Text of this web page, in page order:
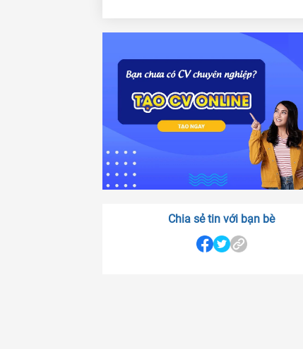
Chia sẻ tin với bạn bè